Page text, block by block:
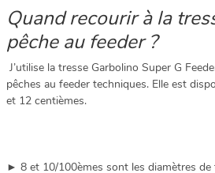
Quand recourir à la
pêche au feeder ?
J’utilise la tresse Garbolino Super G
pêches au feeder techniques. Elle est
et 12 centièmes.
► 8 et 10/100èmes sont les diamètres de